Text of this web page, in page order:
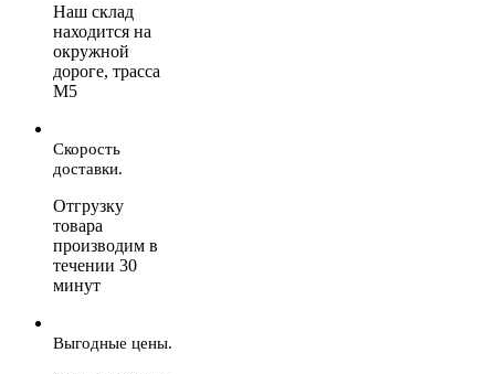
Наш склад
находится на
окружной
дороге, трасса
М5
Скорость
доставки.
Отгрузку
товара
производим в
течении 30
минут
Выгодные цены.